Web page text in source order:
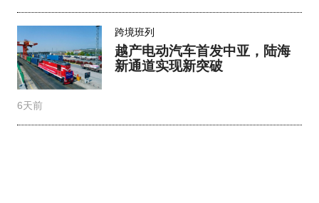
跨境班列
越产电动汽车首发中亚，陆海
新通道实现新突破
6天前